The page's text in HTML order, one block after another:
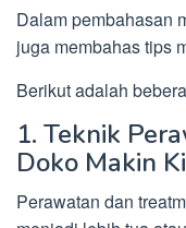
Dalam pembahasan
juga membahas tips
Berikut adalah
1. Teknik
Doko Makin
Perawatan dan